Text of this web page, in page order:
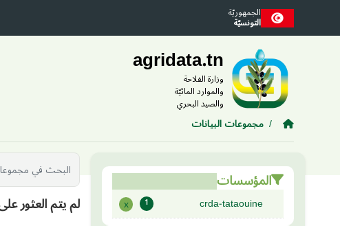
Skip to main contentالجمهوريّة
التونسيّة
agridata.tn
وزارة الفلاحة
والموارد المائيّة
والصيد البحري
مجموعات البيانات
المؤسسات
crda-tataouine
1
x لم يتم العثور